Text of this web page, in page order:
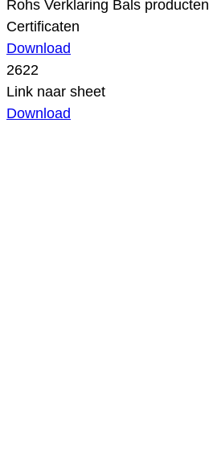
Rohs Verklaring Bals producten
Certificaten
Download
2622
Link naar sheet
Download